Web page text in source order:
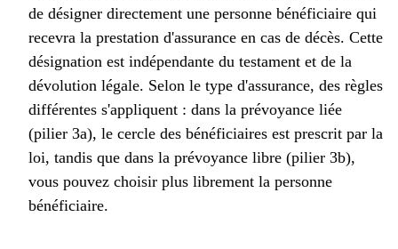
de désigner directement une personne bénéficiaire qui
recevra la prestation d'assurance en cas de décès. Cette
désignation est indépendante du testament et de la
dévolution légale. Selon le type d'assurance, des règles
différentes s'appliquent : dans la prévoyance liée
(pilier 3a), le cercle des bénéficiaires est prescrit par la
loi, tandis que dans la prévoyance libre (pilier 3b),
vous pouvez choisir plus librement la personne
bénéficiaire.